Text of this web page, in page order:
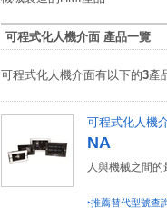
可程式化人機介面 產品一覽
可程式化人機介面有以下的3產
可程式化人機
NA
人與機械之間的
‣推薦替代型號查